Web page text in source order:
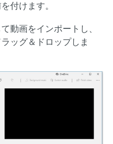
付けます。
動画をインポートし、
ッグ＆ドロップしま